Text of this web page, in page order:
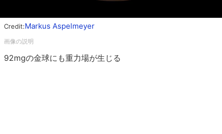
Credit:Markus Aspelmeyer
92mgの金球にも重力場が生じる